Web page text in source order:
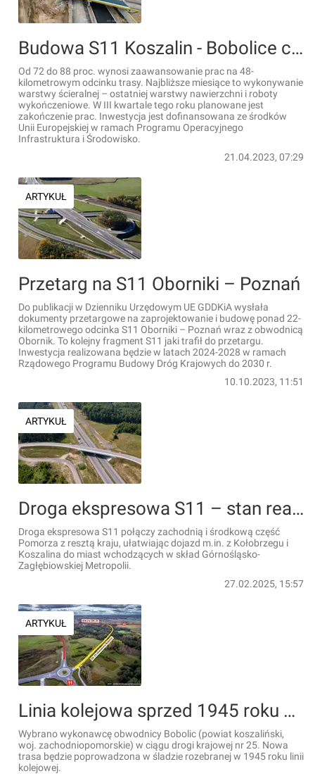
Budowa S11 Koszalin - Bobolice coraz bliżej finiszu [FILM + ZDJĘCIA]
Od 72 do 88 proc. wynosi zaawansowanie prac na 48-
kilometrowym odcinku trasy. Najbliższe miesiące to wykonywanie
warstwy ścieralnej – ostatniej warstwy nawierzchni i roboty
wykończeniowe. W III kwartale tego roku planowane jest
zakończenie prac. Inwestycja jest dofinansowana ze środków
Unii Europejskiej w ramach Programu Operacyjnego
Infrastruktura i Środowisko.
21.04.2023, 07:29
ARTYKUŁ
Przetarg na S11 Oborniki – Poznań
Do publikacji w Dzienniku Urzędowym UE GDDKiA wysłała
dokumenty przetargowe na zaprojektowanie i budowę ponad 22-
kilometrowego odcinka S11 Oborniki – Poznań wraz z obwodnicą
Obornik. To kolejny fragment S11 jaki trafił do przetargu.
Inwestycja realizowana będzie w latach 2024-2028 w ramach
Rządowego Programu Budowy Dróg Krajowych do 2030 r.
10.10.2023, 11:51
ARTYKUŁ
Droga ekspresowa S11 – stan realizacji [RAPORT]
Droga ekspresowa S11 połączy zachodnią i środkową część
Pomorza z resztą kraju, ułatwiając dojazd m.in. z Kołobrzegu i
Koszalina do miast wchodzących w skład Górnośląsko-
Zagłębiowskiej Metropolii.
27.02.2025, 15:57
ARTYKUŁ
Linia kolejowa sprzed 1945 roku znów ożyje. Zamiast pociągów pojadą po niej samochody
Wybrano wykonawcę obwodnicy Bobolic (powiat koszaliński,
woj. zachodniopomorskie) w ciągu drogi krajowej nr 25. Nowa
trasa będzie poprowadzona w śladzie rozebranej w 1945 roku linii
kolejowej.